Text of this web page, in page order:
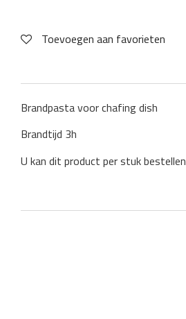
Toevoegen aan favorieten
Brandpasta voor chafing dish
Brandtijd 3h
U kan dit product per stuk bestellen